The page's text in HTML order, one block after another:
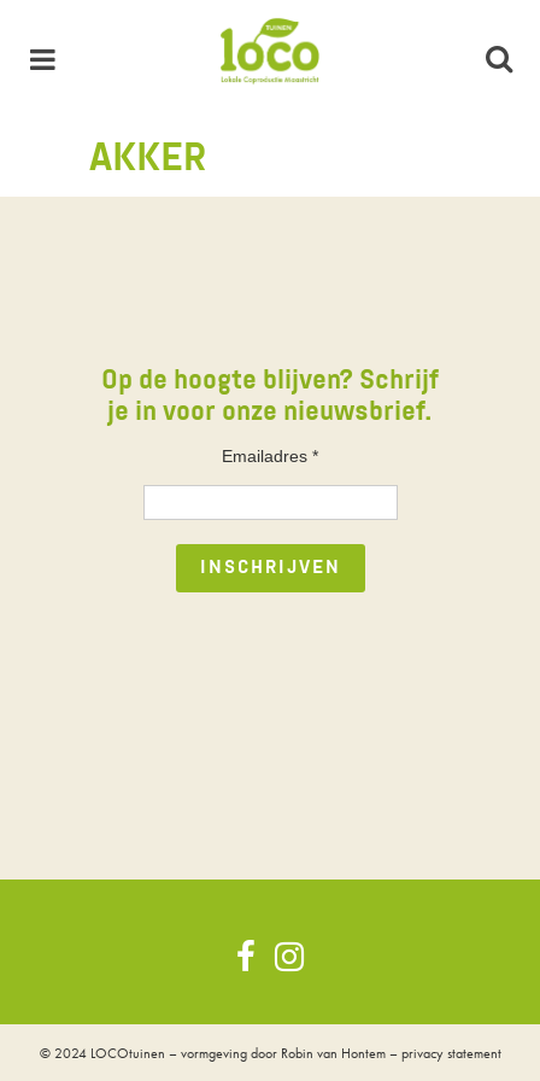
AKKER
Op de hoogte blijven? Schrijf
je in voor onze nieuwsbrief.
Emailadres *
© 2024 LOCOtuinen – vormgeving door Robin van Hontem–privacy statement